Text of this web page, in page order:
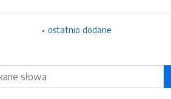
ostatnio dodane